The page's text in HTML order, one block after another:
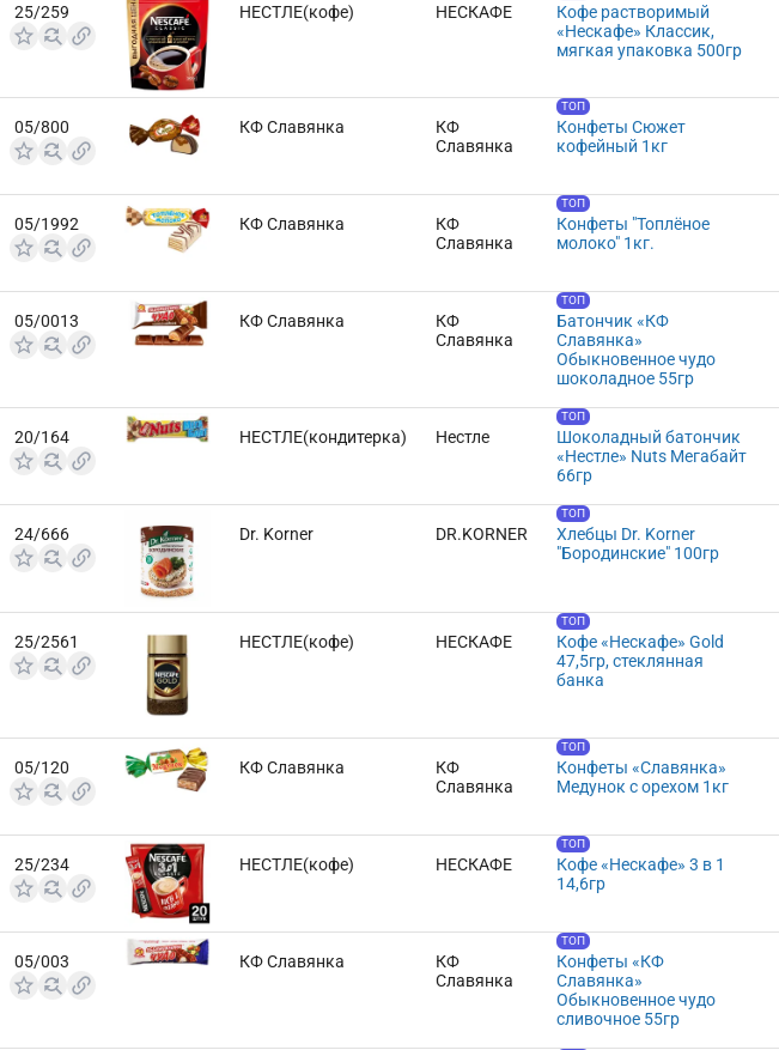
25/259 НЕСТЛЕ(кофе) НЕСКАФЕ
Кофе растворимый
«Нескафе» Классик,
мягкая упаковка 500гр
05/800 КФ Славянка
КФ
Славянка
ТОП
Конфеты Сюжет
кофейный 1кг
05/1992 КФ Славянка
КФ
Славянка
ТОП
Конфеты "Топлёное
молоко" 1кг.
05/0013 КФ Славянка
КФ
Славянка
ТОП
Батончик «КФ
Славянка»
Обыкновенное чудо
шоколадное 55гр
20/164 НЕСТЛЕ(кондитерка) Нестле
ТОП
Шоколадный батончик
«Нестле» Nuts Мегабайт
66гр
24/666 Dr. Korner DR.KORNER
ТОП
Хлебцы Dr. Korner
"Бородинские" 100гр
25/2561 НЕСТЛЕ(кофе) НЕСКАФЕ
ТОП
Кофе «Нескафе» Gold
47,5гр, стеклянная
банка
05/120 КФ Славянка
КФ
Славянка
ТОП
Конфеты «Славянка»
Медунок с орехом 1кг
25/234 НЕСТЛЕ(кофе) НЕСКАФЕ
ТОП
Кофе «Нескафе» 3 в 1
14,6гр
05/003 КФ Славянка
КФ
Славянка
ТОП
Конфеты «КФ
Славянка»
Обыкновенное чудо
сливочное 55гр